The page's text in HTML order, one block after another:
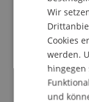
School/
Wir
Cookies
werden.
und